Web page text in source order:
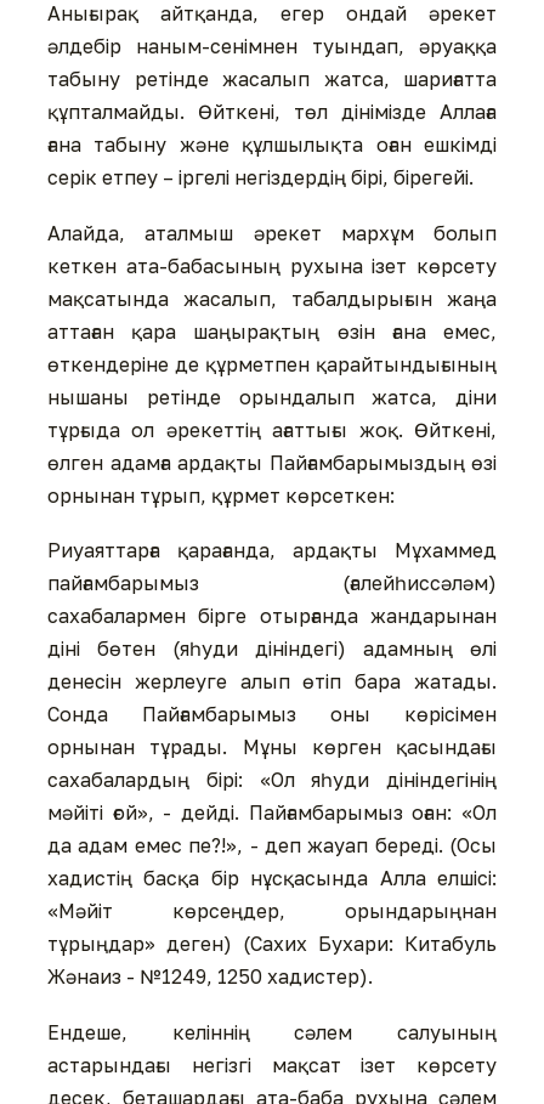
Анығырақ айтқанда, егер ондай әрекет
әлдебір наным-сенімнен туындап, әруаққа
табыну ретінде жасалып жатса, шариғатта
құпталмайды. Өйткені, төл дінімізде Аллаға
ғана табыну және құлшылықта оған ешкімді
серік етпеу – іргелі негіздердің бірі, бірегейі.
Алайда, аталмыш әрекет мархұм болып
кеткен ата-бабасының рухына ізет көрсету
мақсатында жасалып, табалдырығын жаңа
аттаған қара шаңырақтың өзін ғана емес,
өткендеріне де құрметпен қарайтындығының
нышаны ретінде орындалып жатса, діни
тұрғыда ол әрекеттің ағаттығы жоқ. Өйткені,
өлген адамға ардақты Пайғамбарымыздың өзі
орнынан тұрып, құрмет көрсеткен:
Риуаяттарға қарағанда, ардақты Мұхаммед
пайғамбарымыз (ғалейһиссәләм)
сахабалармен бірге отырғанда жандарынан
діні бөтен (яһуди дініндегі) адамның өлі
денесін жерлеуге алып өтіп бара жатады.
Сонда Пайғамбарымыз оны көрісімен
орнынан тұрады. Мұны көрген қасындағы
сахабалардың бірі: «Ол яһуди дініндегінің
мәйіті ғой», - дейді. Пайғамбарымыз оған: «Ол
да адам емес пе?!», - деп жауап береді. (Осы
хадистің басқа бір нұсқасында Алла елшісі:
«Мәйіт көрсеңдер, орындарыңнан
тұрыңдар» деген) (Сахих Бухари: Китабуль
Жәнаиз - №1249, 1250 хадистер).
Ендеше, келіннің сәлем салуының
астарындағы негізгі мақсат ізет көрсету
десек, беташардағы ата-баба рухына сәлем